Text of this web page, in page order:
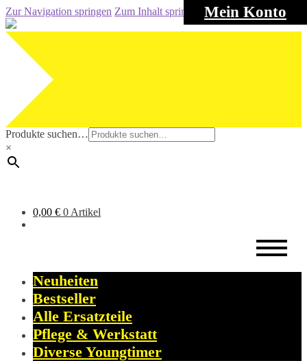
Mein Konto
Zur Navigation springen Zum Inhalt springen
Produkte suchen…
×
0,00 € 0 Artikel
Neuheiten
Bestseller
Alle Ersatzteile
Pflege & Werkstatt
Diverse Youngtimer